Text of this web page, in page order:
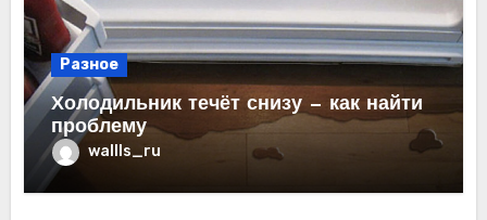
Разное
Холодильник течёт снизу — как найти
проблему
wallls_ru